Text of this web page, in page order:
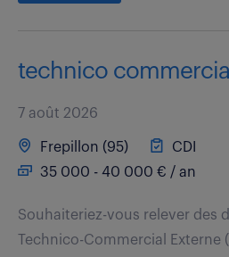
technico
7 août 2026
Frepillon (95)
CDI
35 000 - 40 000 € / an
Souhaiteriez-vous relever des
Technico-Commercial Externe